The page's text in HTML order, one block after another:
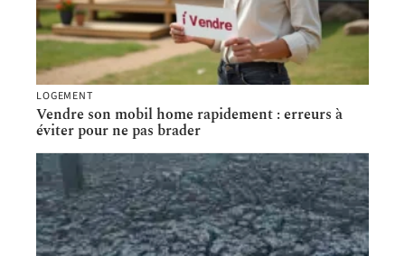
LOGEMENT
Vendre son mobil home rapidement : erreurs à
éviter pour ne pas brader